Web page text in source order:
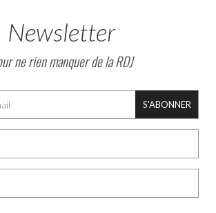
Newsletter
ne rien manquer de la RDJ
S'ABONNER